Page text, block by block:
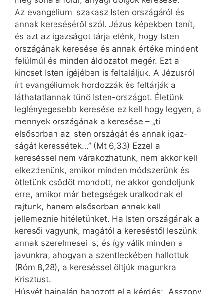
Az evangéliumi szakasz Isten országáról és
annak kereséséről szól. Jézus képekben tanít,
és azt az igazságot tárja elénk, hogy Isten
országának keresése és annak értéke mindent
felülmúl és minden áldozatot megér. Ezt a
kincset Isten igéjében is feltaláljuk. A Jézusról
írt evangéliumok hordozzák és feltárják a
láthatatlannak tűnő Isten-országot. Életünk
leglényegesebb keresése ez kell hogy legyen, a
mennyek országának a keresése – „ti
elsősorban az Isten országát és annak igaz­
ságát keressétek…” (Mt 6,33) Ezzel a
kereséssel nem várakozhatunk, nem akkor kell
elkezdenünk, amikor minden módszerünk és
ötletünk csődöt mondott, ne akkor gondoljunk
erre, amikor már betegségek uralkodnak el
rajtunk, hanem elsősorban ennek kell
jellemeznie hitéletünket. Ha Isten országának a
keresői vagyunk, magától a kereséstől leszünk
annak szerelmesei is, és így válik minden a
javunkra, ahogyan a szentleckében hallottuk
(Róm 8,28), a kereséssel öltjük magunkra
Krisztust.
Húsvét hajnalán hangzott el a kérdés: „Asszony,